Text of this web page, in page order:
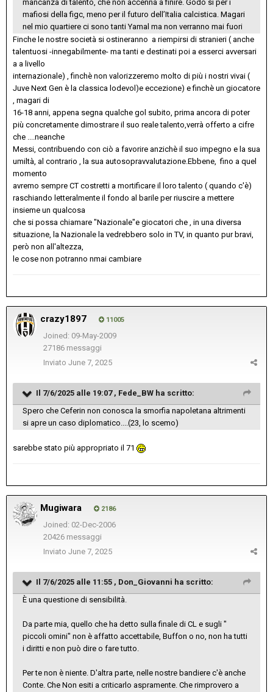
mancanza di talento, che non accenna a finire. Godo si per i
mafiosi della figc, meno per il futuro dell’Italia calcistica. Magari
nel mio quartiere ci sono tanti Yamal ma non verranno mai fuori
Finche le nostre società si ostineranno a riempirsi di stranieri ( anche
talentuosi -innegabilmente- ma tanti e destinati poi a esserci avversari
a a livello
internazionale) , finchè non valorizzeremo molto di più i nostri vivai (
Juve Next Gen è la classica lodevol)e eccezione) e finchè un giocatore
, magari di
16-18 anni, appena segna qualche gol subito, prima ancora di poter
più concretamente dimostrare il suo reale talento,verrà offerto a cifre
che ....neanche
Messi, contribuendo con ciò a favorire anzichè il suo impegno e la sua
umiltà, al contrario , la sua autosopravvalutazione.Ebbene, fino a quel
momento
avremo sempre CT costretti a mortificare il loro talento ( quando c'è)
raschiando letteralmente il fondo al barile per riuscire a mettere
insieme un qualcosa
che si possa chiamare "Nazionale"e giocatori che , in una diversa
situazione, la Nazionale la vedrebbero solo in TV, in quanto pur bravi,
però non all'altezza,
le cose non potranno nmai cambiare
crazy1897 11005
Joined: 09-May-2009
27186 messaggi
Inviato June 7, 2025
Il 7/6/2025 alle 19:07 , Fede_BW ha scritto:
Spero che Ceferin non conosca la smorfia napoletana altrimenti
si apre un caso diplomatico....(23, lo scemo)
sarebbe stato più appropriato il 71
Mugiwara 2186
Joined: 02-Dec-2006
20426 messaggi
Inviato June 7, 2025
Il 7/6/2025 alle 11:55 , Don_Giovanni ha scritto:
È una questione di sensibilità.
Da parte mia, quello che ha detto sulla finale di CL e sugli "
piccoli omini" non è affatto accettabile, Buffon o no, non ha tutti
i diritti e non può dire o fare tutto.
Per te non è niente. D'altra parte, nelle nostre bandiere c'è anche
Conte. Che Non esiti a criticarlo aspramente. Che rimprovero a